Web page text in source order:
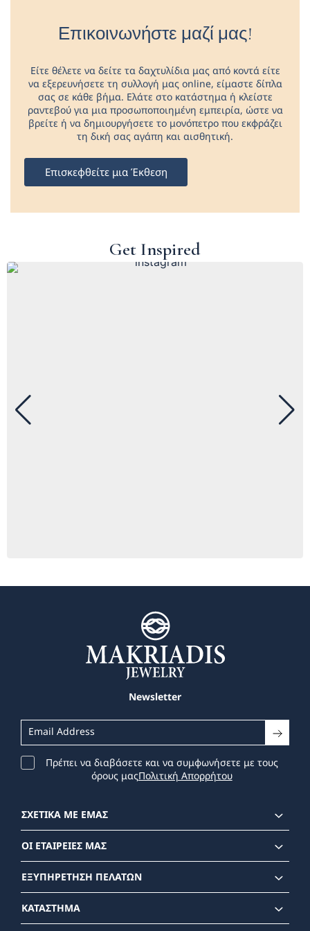
Επικοινωνήστε μαζί μας!
Είτε θέλετε να δείτε τα δαχτυλίδια μας από κοντά είτε
να εξερευνήσετε τη συλλογή μας online, είμαστε δίπλα
σας σε κάθε βήμα. Ελάτε στο κατάστημα ή κλείστε
ραντεβού για μια προσωποποιημένη εμπειρία, ώστε να
βρείτε ή να δημιουργήσετε το μονόπετρο που εκφράζει
τη δική σας αγάπη και αισθητική.
Επισκεφθείτε μια Έκθεση
Get Inspired
Newsletter
Πρέπει να διαβάσετε και να συμφωνήσετε με τους
όρους μαςΠολιτική Απορρήτου
ΣΧΕΤΙΚΑ ΜΕ ΕΜΑΣ
ΟΙ ΕΤΑΙΡΕΙΕΣ ΜΑΣ
ΕΞΥΠΗΡΕΤΗΣΗ ΠΕΛΑΤΩΝ
ΚΑΤΑΣΤΗΜΑ